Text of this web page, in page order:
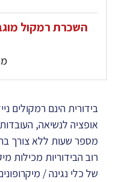
בידורית הינם רמקולים
אופציה לנשיאה,
מספר שעות ללא צורך
רוב הבידוריות מכילות
של כלי נגינה /